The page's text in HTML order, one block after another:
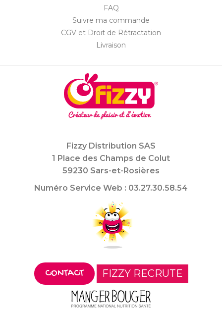
FAQ
Suivre ma commande
CGV et Droit de Rétractation
Livraison
Fizzy Distribution SAS
1 Place des Champs de Colut
59230 Sars-et-Rosières
Numéro Service Web : 03.27.30.58.54
CONTACT FIZZY RECRUTE